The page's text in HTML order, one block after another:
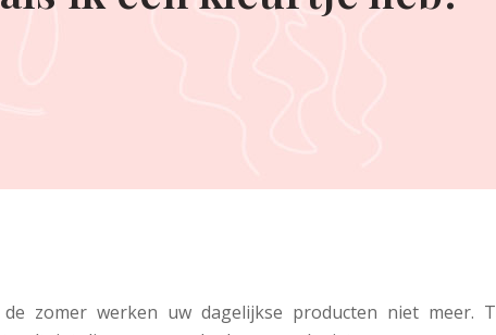
zomer werken uw dagelijkse producten niet meer.